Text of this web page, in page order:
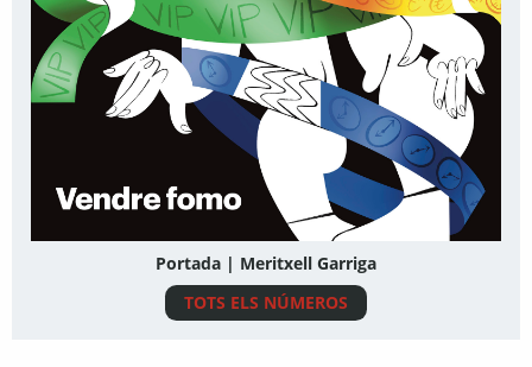
Portada | Meritxell Garriga
TOTS ELS NÚMEROS